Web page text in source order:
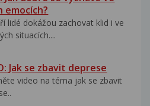
emocích?
lidé dokážou zachovat klid i ve
situacích....
Jak se zbavit deprese
video na téma jak se zbavit